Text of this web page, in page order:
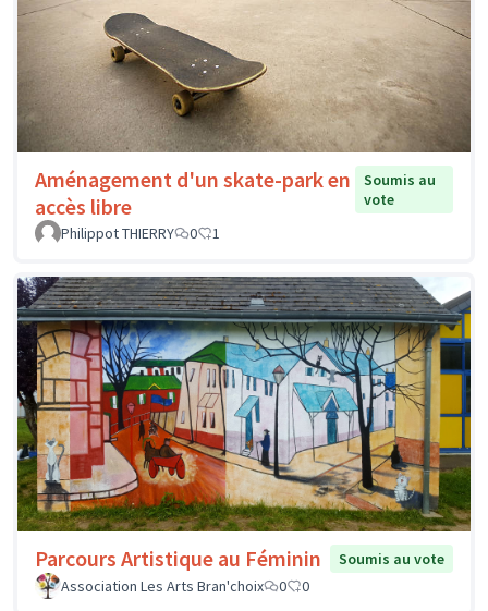
Aménagement d'un skate-park en
accès libre
Soumis au
vote
Philippot THIERRY
0 1
Parcours Artistique au Féminin
Soumis au vote
Association Les Arts Bran'choix
0 0